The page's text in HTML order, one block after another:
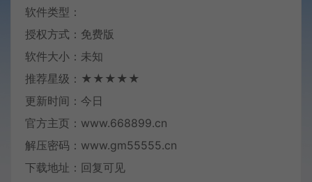
软件类型：
授权方式：免费版
软件大小：未知
推荐星级：★★★★★
更新时间：今日
官方主页：www.668899.cn
解压密码：www.gm55555.cn
下载地址：回复可见